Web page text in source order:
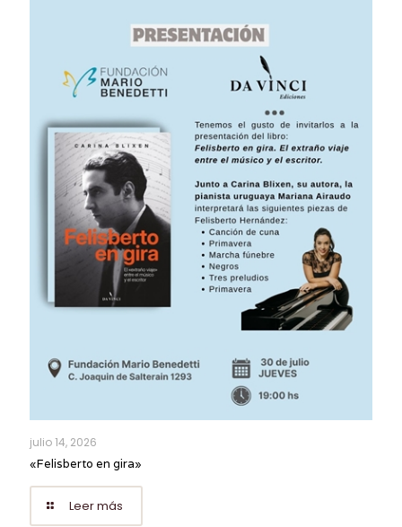
julio 14, 2026
«Felisberto en gira»
Leer más